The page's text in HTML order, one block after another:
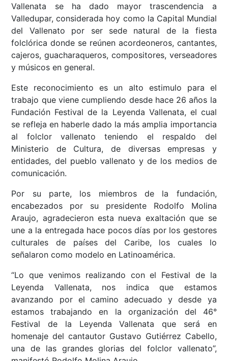
Vallenata se ha dado mayor trascendencia a
Valledupar, considerada hoy como la Capital Mundial
del Vallenato por ser sede natural de la fiesta
folclórica donde se reúnen acordeoneros, cantantes,
cajeros, guacharaqueros, compositores, verseadores
y músicos en general.
Este reconocimiento es un alto estimulo para el
trabajo que viene cumpliendo desde hace 26 años la
Fundación Festival de la Leyenda Vallenata, el cual
se refleja en haberle dado la más amplia importancia
al folclor vallenato teniendo el respaldo del
Ministerio de Cultura, de diversas empresas y
entidades, del pueblo vallenato y de los medios de
comunicación.
Por su parte, los miembros de la fundación,
encabezados por su presidente Rodolfo Molina
Araujo, agradecieron esta nueva exaltación que se
une a la entregada hace pocos días por los gestores
culturales de países del Caribe, los cuales lo
señalaron como modelo en Latinoamérica.
“Lo que venimos realizando con el Festival de la
Leyenda Vallenata, nos indica que estamos
avanzando por el camino adecuado y desde ya
estamos trabajando en la organización del 46°
Festival de la Leyenda Vallenata que será en
homenaje del cantautor Gustavo Gutiérrez Cabello,
una de las grandes glorias del folclor vallenato”,